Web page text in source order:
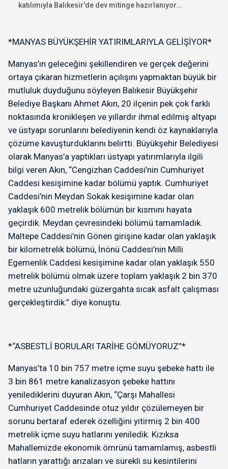
katılımıyla Balıkesir'de dev mitinge hazırlanıyor.
*MANYAS BÜYÜKŞEHİR YATIRIMLARIYLA GELİŞİYOR*
Manyas’ın geleceğini şekillendiren ve gerçek değerini
ortaya çıkaran hizmetlerin açılışını yapmaktan büyük bir
mutluluk duyduğunu söyleyen Balıkesir Büyükşehir
Belediye Başkanı Ahmet Akın, 20 ilçenin pek çok farklı
noktasında kronikleşen ve yıllardır ihmal edilmiş altyapı
ve üstyapı sorunlarını belediyenin kendi öz kaynaklarıyla
çözüme kavuşturduklarını belirtti. Büyükşehir Belediyesi
olarak Manyas’a yaptıkları üstyapı yatırımlarıyla ilgili
bilgi veren Akın, “Cengizhan Caddesi’nin Cumhuriyet
Caddesi kesişimine kadar bölümü yaptık. Cumhuriyet
Caddesi’nin Meydan Sokak kesişimine kadar olan
yaklaşık 600 metrelik bölümün bir kısmını hayata
geçirdik. Meydan çevresindeki bölümü tamamladık.
Maltepe Caddesi’nin Gönen girişine kadar olan yaklaşık
bir kilometrelik bölümü, İnönü Caddesi’nin Milli
Egemenlik Caddesi kesişimine kadar olan yaklaşık 550
metrelik bölümü olmak üzere toplam yaklaşık 2 bin 370
metre uzunluğundaki güzergahta sıcak asfalt çalışması
gerçekleştirdik.” diye konuştu.
*“ASBESTLİ BORULARI TARİHE GÖMÜYORUZ”*
Manyas’ta 10 bin 757 metre içme suyu şebeke hattı ile
3 bin 861 metre kanalizasyon şebeke hattını
yenilediklerini duyuran Akın, “Çarşı Mahallesi
Cumhuriyet Caddesinde otuz yıldır çözülemeyen bir
sorunu bertaraf ederek özelliğini yitirmiş 2 bin 400
metrelik içme suyu hatlarını yeniledik. Kızıksa
Mahallemizde ekonomik ömrünü tamamlamış, asbestli
hatların yarattığı arızaları ve sürekli su kesintilerini